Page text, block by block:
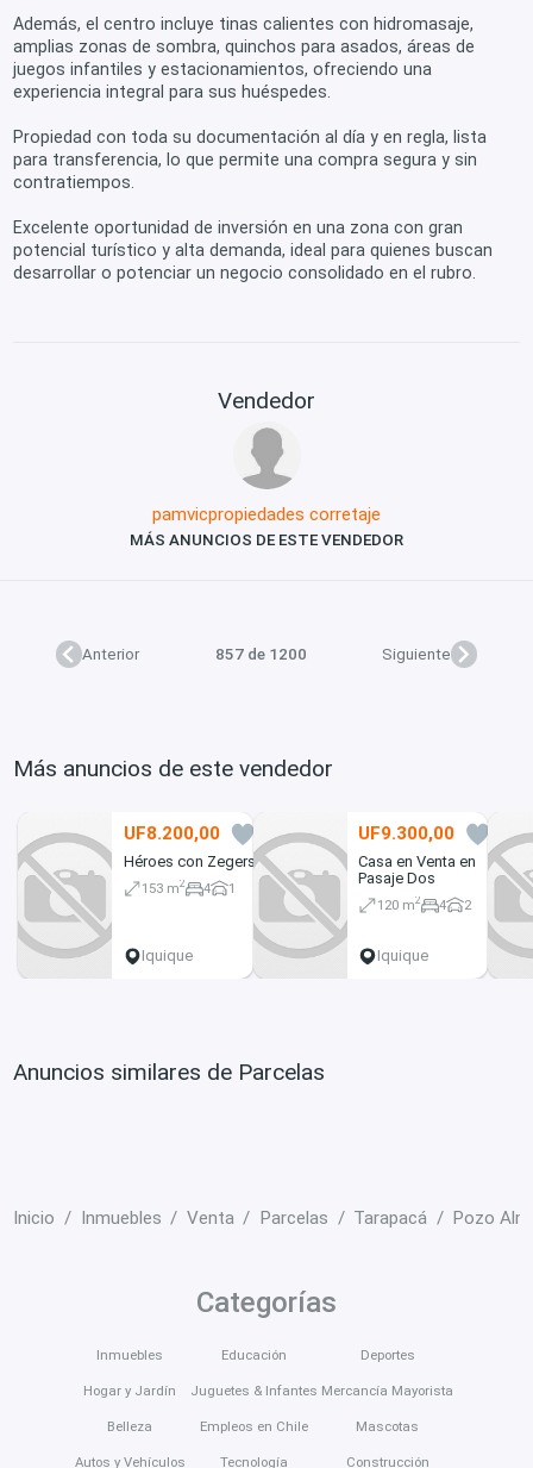
Además, el centro incluye tinas calientes con hidromasaje,
amplias zonas de sombra, quinchos para asados, áreas de
juegos infantiles y estacionamientos, ofreciendo una
experiencia integral para sus huéspedes.
Propiedad con toda su documentación al día y en regla, lista
para transferencia, lo que permite una compra segura y sin
contratiempos.
Excelente oportunidad de inversión en una zona con gran
potencial turístico y alta demanda, ideal para quienes buscan
desarrollar o potenciar un negocio consolidado en el rubro.
Vendedor
pamvicpropiedades corretaje
MÁS ANUNCIOS DE ESTE VENDEDOR
Anterior 857 de 1200 Siguiente
Más anuncios de este vendedor
UF8.200,00
Héroes con Zegers
153 m2 4 1
Iquique
UF9.300,00
Casa en Venta en
Pasaje Dos
120 m2 4 2
Iquique
Anuncios similares de Parcelas
Inicio Inmuebles Venta Parcelas Tarapacá Pozo
Categorías
Inmuebles
Hogar y Jardín
Belleza
Autos y Vehículos
Educación
Juguetes & Infantes
Empleos en Chile
Tecnología
Deportes
Mercancía Mayorista
Mascotas
Construcción